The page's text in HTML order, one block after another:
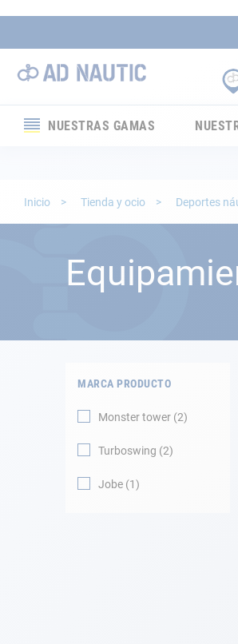
NUESTRAS GAMAS
Electricidad
Tienda y ocio
Inicio Tienda y ocio Deportes
MARCA PRODUCTO
Monster tower 2
Turboswing 2
Jobe 1